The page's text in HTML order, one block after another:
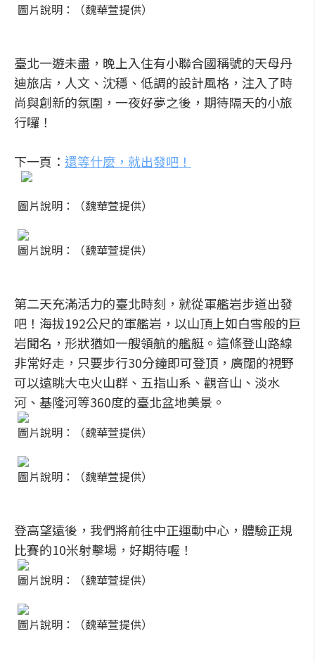
圖片說明：（魏華萱提供）
臺北一遊未盡，晚上入住有小聯合國稱號的天母丹
迪旅店，人文、沈穩、低調的設計風格，注入了時
尚與創新的氛圍，一夜好夢之後，期待隔天的小旅
行囉！
下一頁： 還等什麼，就出發吧！
圖片說明：（魏華萱提供）
圖片說明：（魏華萱提供）
第二天充滿活力的臺北時刻，就從軍艦岩步道出發
吧！海拔192公尺的軍艦岩，以山頂上如白雪般的巨
岩聞名，形狀猶如一艘領航的艦艇。這條登山路線
非常好走，只要步行30分鐘即可登頂，廣闊的視野
可以遠眺大屯火山群、五指山系、觀音山、淡水
河、基隆河等360度的臺北盆地美景。
圖片說明：（魏華萱提供）
圖片說明：（魏華萱提供）
登高望遠後，我們將前往中正運動中心，體驗正規
比賽的10米射擊場，好期待喔！
圖片說明：（魏華萱提供）
圖片說明：（魏華萱提供）